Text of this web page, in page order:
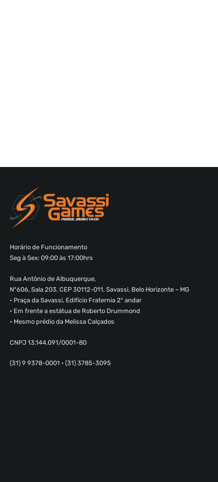
Horário de Funcionamento
Seg à Sex: 09:00 às 17:00hrs
Rua Antônio de Albuquerque,
Nº606, Sala 203, CEP 30112-011, Savassi, Belo Horizonte – MG
• Praça da Savassi, Edifício Fraternia 2º andar
• Em frente a estátua de Roberto Drummond
• Mesmo prédio da Melissa Calçados
CNPJ 13.144.091/0001-80
(31) 9 9378-0001 • (31) 3785-3095